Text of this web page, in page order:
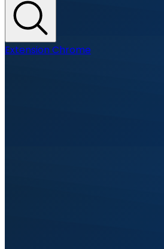
Extension Chrome